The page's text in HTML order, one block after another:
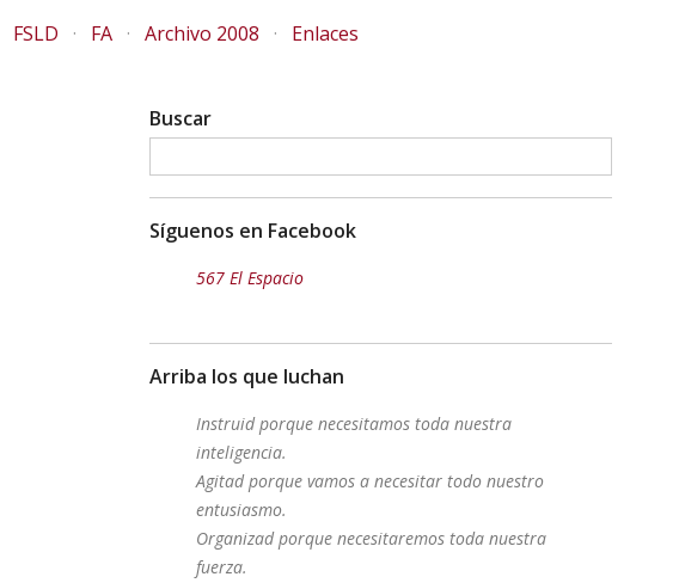
FSLD FA Archivo 2008 Enlaces
Buscar
Síguenos en Facebook
567 El Espacio
Arriba los que luchan
Instruid porque necesitamos toda nuestra
inteligencia.
Agitad porque vamos a necesitar todo nuestro
entusiasmo.
Organizad porque necesitaremos toda nuestra
fuerza.